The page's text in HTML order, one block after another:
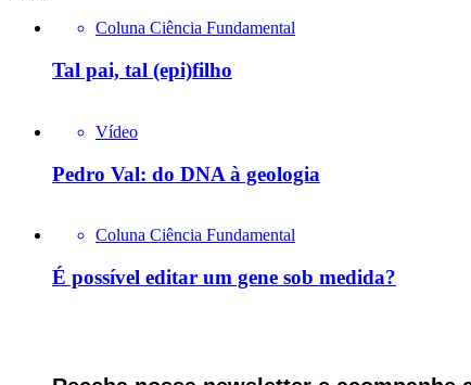
Coluna Ciência Fundamental
Tal pai, tal (epi)filho
Vídeo
Pedro Val: do DNA à geologia
Coluna Ciência Fundamental
É possível editar um gene sob medida?